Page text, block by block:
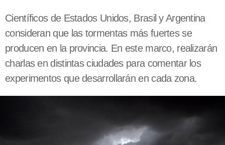
Científicos de Estados Unidos, Brasil y Argentina
consideran que las tormentas más fuertes se
producen en la provincia. En este marco, realizarán
charlas en distintas ciudades para comentar los
experimentos que desarrollarán en cada zona.